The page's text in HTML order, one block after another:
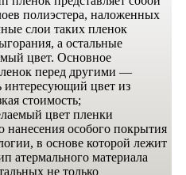
полиэстера, наложенных
слои таких пленок
а остальные
цвет. Основное
перед другими —
интересующий цвет из
стоимость;
цвет пленки
нанесения особого покрытия
в основе которой лежит
атермального материала
не только